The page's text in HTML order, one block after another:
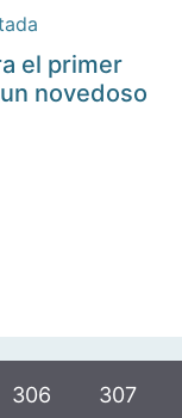
el primer
novedoso
306 307